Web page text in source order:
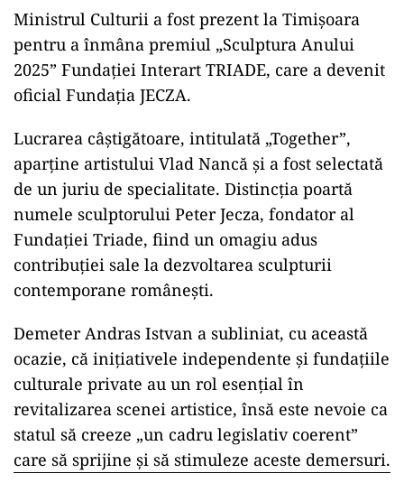
Ministrul Culturii a fost prezent la Timișoara
pentru a înmâna premiul „Sculptura Anului
2025” Fundației Interart TRIADE, care a devenit
oficial Fundația JECZA.
Lucrarea câștigătoare, intitulată „Together”,
aparține artistului Vlad Nancă și a fost selectată
de un juriu de specialitate. Distincția poartă
numele sculptorului Peter Jecza, fondator al
Fundației Triade, fiind un omagiu adus
contribuției sale la dezvoltarea sculpturii
contemporane românești.
Demeter Andras Istvan a subliniat, cu această
ocazie, că inițiativele independente și fundațiile
culturale private au un rol esențial în
revitalizarea scenei artistice, însă este nevoie ca
statul să creeze „un cadru legislativ coerent”
care să sprijine și să stimuleze aceste demersuri.